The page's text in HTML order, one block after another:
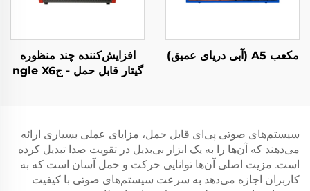
مکعب A5 (آبی دریای عمیق)
افزایش‌کننده چند منظوره
گیتار قابل حمل - جngle X6
سیستم‌های صوتی پی‌ای قابل حمل، مزایای عملی بسیاری ارائه
می‌دهند که آن‌ها را به یک ابزار بی‌بدیل در تقویت صدا تبدیل کرده
است. مزیت اصلی آن‌ها توانایی حرکت و حمل آسان است که به
کاربران اجازه می‌دهد به سرعت سیستم‌های صوتی با کیفیت